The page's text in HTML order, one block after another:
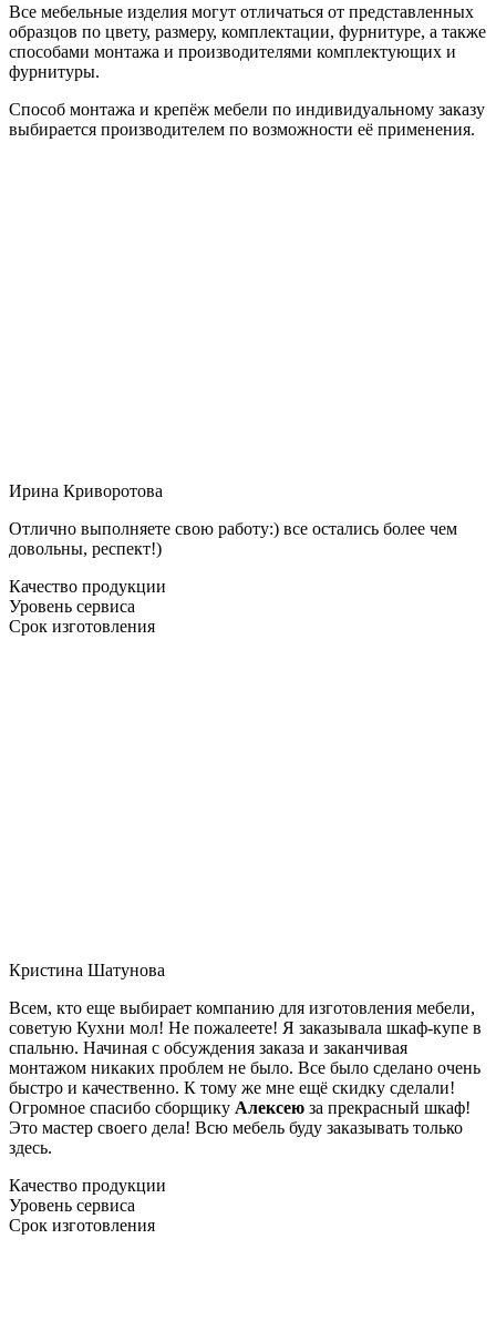
Все мебельные изделия могут отличаться от представленных
образцов по цвету, размеру, комплектации, фурнитуре, а также
способами монтажа и производителями комплектующих и
фурнитуры.
Способ монтажа и крепёж мебели по индивидуальному заказу
выбирается производителем по возможности её применения.
Ирина Криворотова
Отлично выполняете свою работу:) все остались более чем
довольны, респект!)
Качество продукции
Уровень сервиса
Срок изготовления
Кристина Шатунова
Всем, кто еще выбирает компанию для изготовления мебели,
советую Кухни мол! Не пожалеете! Я заказывала шкаф-купе в
спальню. Начиная с обсуждения заказа и заканчивая
монтажом никаких проблем не было. Все было сделано очень
быстро и качественно. К тому же мне ещё скидку сделали!
Огромное спасибо сборщику Алексею за прекрасный шкаф!
Это мастер своего дела! Всю мебель буду заказывать только
здесь.
Качество продукции
Уровень сервиса
Срок изготовления